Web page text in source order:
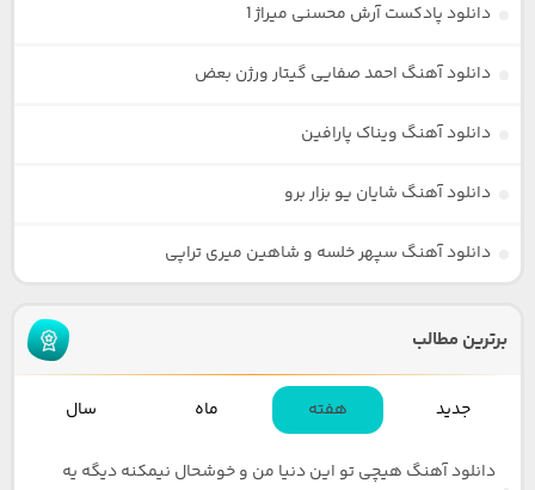
دانلود پادکست آرش محسنی میراژ 1
دانلود آهنگ احمد صفایی گیتار ورژن بعض
دانلود آهنگ ویناک پارافین
دانلود آهنگ شایان یو بزار برو
دانلود آهنگ سپهر خلسه و شاهین میری تراپی
برترین مطالب
جدید هفته ماه سال
دانلود آهنگ هیچی تو این دنیا من و خوشحال نیمکنه دیگه یه